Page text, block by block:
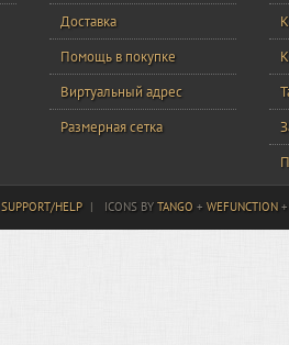
Доставка
Помощь в покупке
Виртуальный адрес
Размерная сетка
SUPPORT/HELP | ICONS BY TANGO + WEFUNCTION